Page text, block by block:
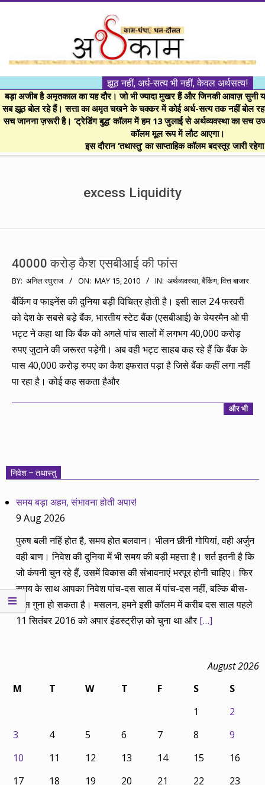
।।
अर्थकाम।।
BE
FINANCIALLY
CLEVER!
झूठ नहीं, अर्ध-सत्य भी नहीं, केवल अर्थसत्य!
बड़ा अजीब है अमृतकाल का यह दौर। जो भी ज्यादा मुखर हैं और जिनकी आवाज़ सुनी
सब झूठ बोल रहे हैं। सत्ता का अमृत चखने के चक्कर में कोई अर्ध-सत्य तक नहीं बोल
सच जानना ज़रूरी है। ‘ट्रेडिंग बुद्ध’ कॉलम में हम 13 जुलाई से अर्थव्यवस्था का सच
कॉलम मूल रूप में लौट आएगा।
इस दौरान ‘तथास्तु’ का साप्ताहिक कॉलम बदस्तूर जारी
excess Liquidity
40000 करोड़ कैश एसबीआई की फांस
2010-
05-
15
BY: अनिल रघुराज ON: MAY 15, 2010 IN: अर्थव्यवस्था,बैंकिंग,वित्त बाजार
बैंकिंग व फाइनेंस की दुनिया बड़ी विचित्र होती है। इसी साल 24 फरवरी
को देश के सबसे बड़े बैंक, भारतीय स्टेट बैंक (एसबीआई) के चेयरमैन ओ पी
भट्ट ने कहा था कि बैंक को अगले पांच सालों में लगभग 40,000 करोड़
रुपए जुटाने की जरूरत पड़ेगी। अब वही भट्ट साहब कह रहे हैं कि बैंक के
पास 40,000 करोड़ रुपए का कैश इफरात पड़ा है जिसे बैंक कहीं लगा नहीं
पा रहा है। कोई कह सकता हैऔर
और भी
निवेश – तथास्तु
समय बड़ा अहम, संभावना होती अपार!
9 Aug 2026
पुरुष बली नहिं होत है, समय होत बलवान। भीलन छीनी गोपियां, वही अर्जुन
वही बाण। निवेश की दुनिया में भी समय की बड़ी महत्ता है। शर्त इतनी है कि
जो कंपनी चुन रहे हैं, उसमें विकास की संभावनाएं भरपूर होनी चाहिए। फिर
समय के साथ आपका निवेश पांच-दस साल में पांच-दस नहीं, बल्कि बीस-
तीस गुना हो सकता है। मसलन, हमने इसी कॉलम में करीब दस साल पहले
11 सितंबर 2016 को अपार इंडस्ट्रीज़ को चुना था और[…]
August 2026
M
T W T F S
S
1
2
3
4 5 6 7 8
9
10
11 12 13 14 15
16
17
18 19 20 21 22
23